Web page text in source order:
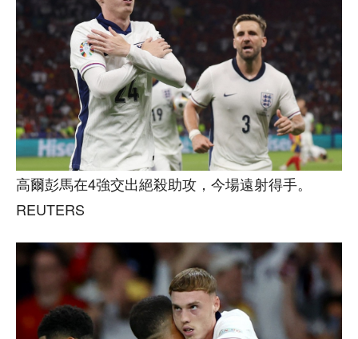
高爾彭馬在4強交出絕殺助攻，今場遠射得手。
REUTERS